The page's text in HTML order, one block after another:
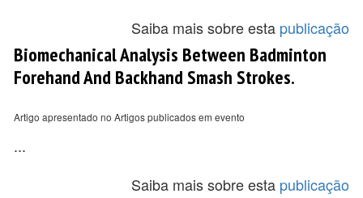
Saiba mais sobre esta publicação
Biomechanical Analysis Between Badminton
Forehand And Backhand Smash Strokes.
Artigo apresentado no Artigos publicados em evento
...
Saiba mais sobre esta publicação